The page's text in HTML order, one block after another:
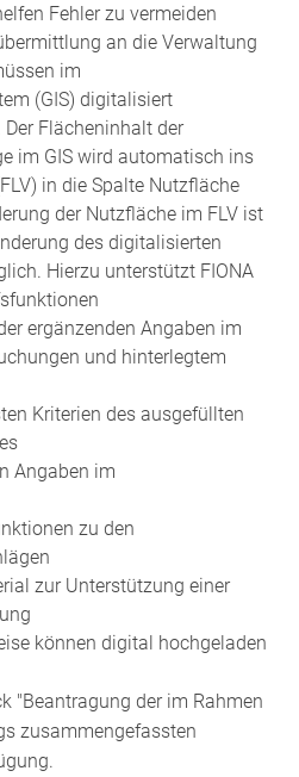
Fehler zu vermeiden
an die Verwaltung
im
(GIS) digitalisiert
Flächeninhalt der
im GIS wird automatisch ins
in die Spalte Nutzfläche
der Nutzfläche im FLV ist
des digitalisierten
Hierzu unterstützt FIONA
ergänzenden Angaben im
und hinterlegtem
Kriterien des ausgefüllten
Angaben im
zu den
zur Unterstützung einer
können digital hochgeladen
"Beantragung der im Rahmen
zusammengefassten